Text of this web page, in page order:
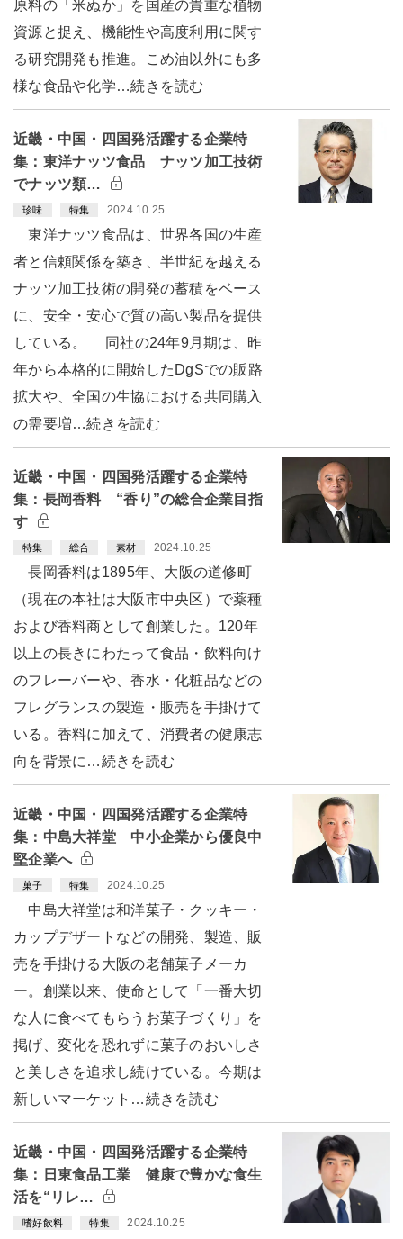
原料の「米ぬか」を国産の貴重な植物
資源と捉え、機能性や高度利用に関す
る研究開発も推進。こめ油以外にも多
様な食品や化学…続きを読む
近畿・中国・四国発活躍する企業特
集：東洋ナッツ食品 ナッツ加工技術
でナッツ類…
珍味 特集 2024.10.25
東洋ナッツ食品は、世界各国の生産
者と信頼関係を築き、半世紀を越える
ナッツ加工技術の開発の蓄積をベース
に、安全・安心で質の高い製品を提供
している。 同社の24年9月期は、昨
年から本格的に開始したDgSでの販路
拡大や、全国の生協における共同購入
の需要増…続きを読む
近畿・中国・四国発活躍する企業特
集：長岡香料 “香り”の総合企業目指
す
特集 総合 素材 2024.10.25
長岡香料は1895年、大阪の道修町
（現在の本社は大阪市中央区）で薬種
および香料商として創業した。120年
以上の長きにわたって食品・飲料向け
のフレーバーや、香水・化粧品などの
フレグランスの製造・販売を手掛けて
いる。香料に加えて、消費者の健康志
向を背景に…続きを読む
近畿・中国・四国発活躍する企業特
集：中島大祥堂 中小企業から優良中
堅企業へ
菓子 特集 2024.10.25
中島大祥堂は和洋菓子・クッキー・
カップデザートなどの開発、製造、販
売を手掛ける大阪の老舗菓子メーカ
ー。創業以来、使命として「一番大切
な人に食べてもらうお菓子づくり」を
掲げ、変化を恐れずに菓子のおいしさ
と美しさを追求し続けている。今期は
新しいマーケット…続きを読む
近畿・中国・四国発活躍する企業特
集：日東食品工業 健康で豊かな食生
活を“リレ…
嗜好飲料 特集 2024.10.25